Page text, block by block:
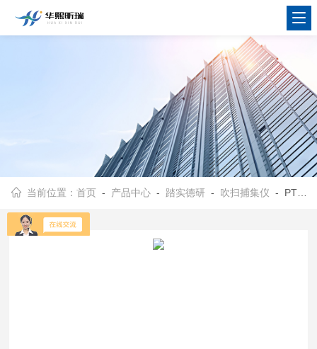
当前位置：首页 - 产品中心 - 踏实德研 - 吹扫捕集仪 - PTC-Ⅲ型全自动吹扫捕集仪 70位固液一体检测仪